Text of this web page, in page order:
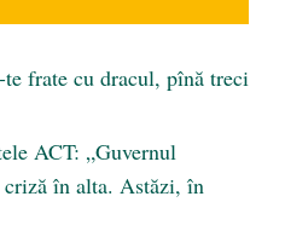
frate cu dracul, pînă treci
ACT: „Guvernul
în alta. Astăzi, în